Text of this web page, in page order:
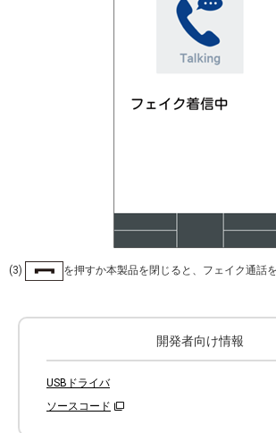
(3) を押すか本製品を閉じると、フェイク通話
開発者向け情報
USBドライバ
ソースコード